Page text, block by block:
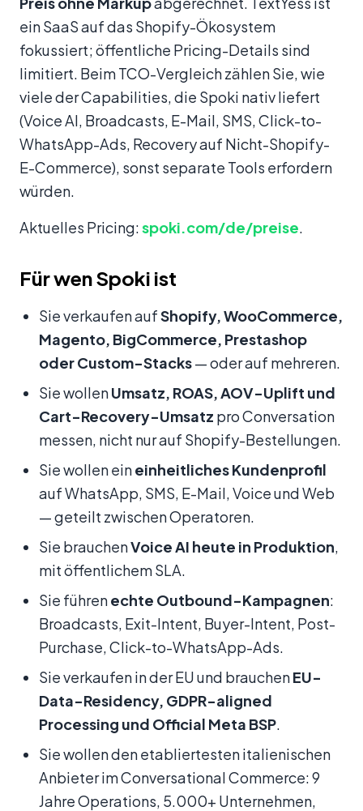
ein SaaS auf das Shopify-Ökosystem
fokussiert; öffentliche Pricing-Details sind
limitiert. Beim TCO-Vergleich zählen Sie, wie
viele der Capabilities, die Spoki nativ liefert
(Voice AI, Broadcasts, E-Mail, SMS, Click-to-
WhatsApp-Ads, Recovery auf Nicht-Shopify-
E-Commerce), sonst separate Tools erfordern
würden.
Aktuelles Pricing:spoki.com/de/preise.
Für wen Spoki ist
Sie verkaufen aufShopify, WooCommerce,
Magento, BigCommerce, Prestashop
oder Custom-Stacks— oder auf mehreren.
Sie wollenUmsatz, ROAS, AOV-Uplift und
Cart-Recovery-Umsatz pro Conversation
messen, nicht nur auf Shopify-Bestellungen.
Sie wollen eineinheitliches Kundenprofil
auf WhatsApp, SMS, E-Mail, Voice und Web
— geteilt zwischen Operatoren.
Sie brauchenVoice AI heute in Produktion,
mit öffentlichem SLA.
Sie führenechte Outbound-Kampagnen:
Broadcasts, Exit-Intent, Buyer-Intent, Post-
Purchase, Click-to-WhatsApp-Ads.
Sie verkaufen in der EU und brauchenEU-
Data-Residency, GDPR-aligned
Processing und Official Meta BSP.
Sie wollen den etabliertesten italienischen
Anbieter im Conversational Commerce: 9
Jahre Operations, 5.000+ Unternehmen,